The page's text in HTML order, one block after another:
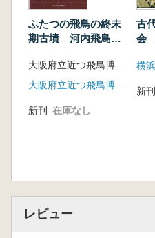
【討 議】
横穴墓と古墳 田中
ふたつの飛鳥の終末
期古墳 河内飛鳥と
大阪府立近つ飛鳥博物館 編
大阪府立近つ飛鳥博物館
新刊 在庫なし
古
会
横
新刊
レビュー